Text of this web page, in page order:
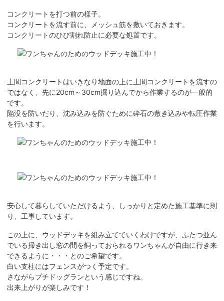
コンクリートを打つ前の様子。
コンクリートを流す前に、メッシュ筋を敷いておきます。
コンクリートのひび割れ防止に必要な処置です。
土間コンクリートはいきなり地面の上に土間コンクリートを流すの
ではなく、先に20cm～30cm掘り込んでから作業するのが一般的
です。
陥没を防いだり、沈み込みを防ぐために砕石の敷き込みや転圧作業
を行います。
安心して暮らしていただけるよう、しっかりと定めた施工基準に則
り、工事しています。
この上に、ウッドデッキを組み立てていくわけですが、ふたつ並ん
でいる掃き出し窓の間を飼っておられるワンちゃんが自由に行き来
できるように・・・とのご希望です。
白い支柱にはフェンスがつく予定です。
さながらプチドッグランという感じですね。
出来上がりが楽しみです！